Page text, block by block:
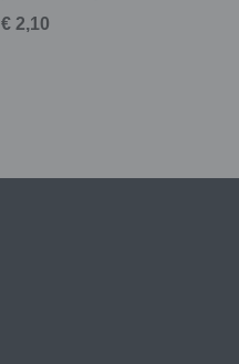
€ 2,10